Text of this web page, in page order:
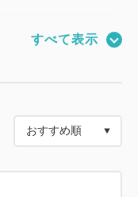
すべて表示